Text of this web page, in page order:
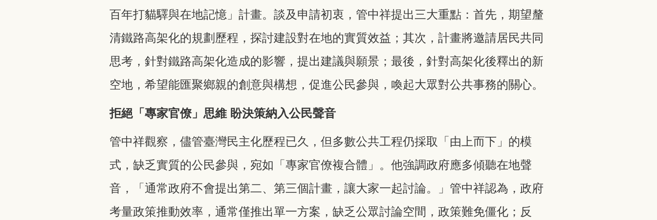
百年打貓驛與在地記憶」計畫。談及申請初衷，管中祥提出三大重點：首先，期望釐
清鐵路高架化的規劃歷程，探討建設對在地的實質效益；其次，計畫將邀請居民共同
思考，針對鐵路高架化造成的影響，提出建議與願景；最後，針對高架化後釋出的新
空地，希望能匯聚鄉親的創意與構想，促進公民參與，喚起大眾對公共事務的關心。
拒絕「專家官僚」思維 盼決策納入公民聲音
管中祥觀察，儘管臺灣民主化歷程已久，但多數公共工程仍採取「由上而下」的模
式，缺乏實質的公民參與，宛如「專家官僚複合體」。他強調政府應多傾聽在地聲
音，「通常政府不會提出第二、第三個計畫，讓大家一起討論。」管中祥認為，政府
考量政策推動效率，通常僅推出單一方案，缺乏公眾討論空間，政策難免僵化；反